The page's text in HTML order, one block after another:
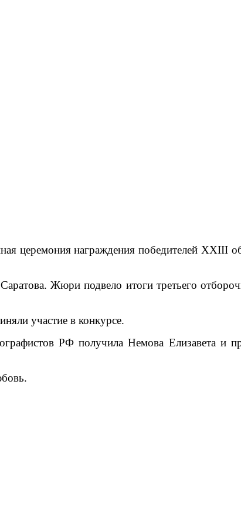
церемония награждения победителей XXIII
Жюри подвело итоги третьего
участие в конкурсе.
РФ получила Немова Елизавета и